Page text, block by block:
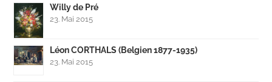
Willy de Pré
23. Mai 2015
Léon CORTHALS (Belgien 1877-1935)
23. Mai 2015